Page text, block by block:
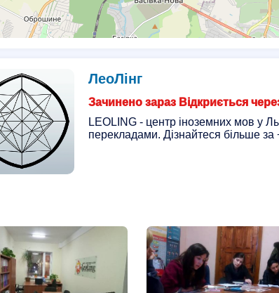
ЛеоЛінг
Зачинено зараз Відкриється
LEOLING - центр іноземних мов у
перекладами. Дізнайтеся більше